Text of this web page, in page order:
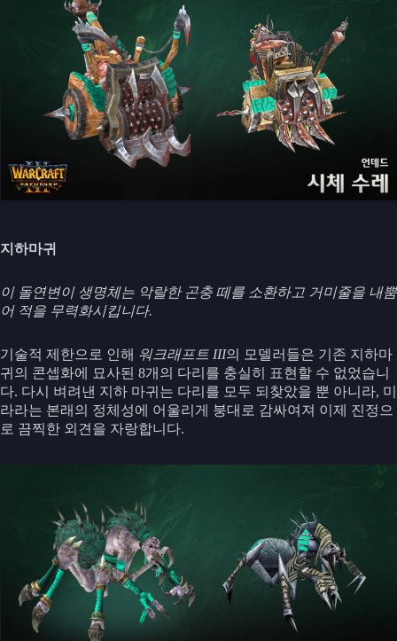
지하마귀
이 돌연변이 생명체는 악랄한 곤충 떼를 소환하고 거미줄을 내뿜
어 적을 무력화시킵니다.
기술적 제한으로 인해 워크래프트 III의 모델러들은 기존 지하마
귀의 콘셉화에 묘사된 8개의 다리를 충실히 표현할 수 없었습니
다. 다시 벼려낸 지하 마귀는 다리를 모두 되찾았을 뿐 아니라, 미
라라는 본래의 정체성에 어울리게 붕대로 감싸여져 이제 진정으
로 끔찍한 외견을 자랑합니다.